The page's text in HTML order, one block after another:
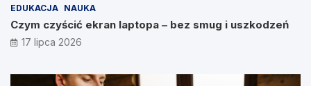
EDUKACJA NAUKA
Czym czyścić ekran laptopa – bez smug i uszkodzeń
17 lipca 2026